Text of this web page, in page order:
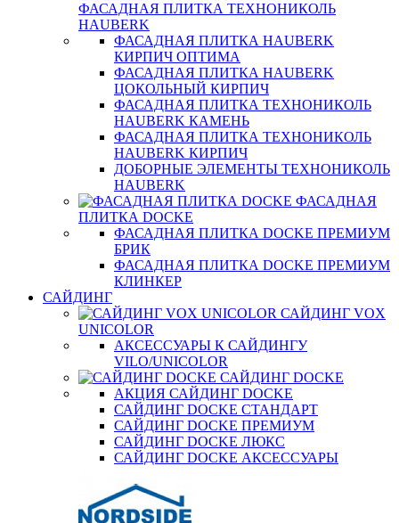
ФАСАДНАЯ ПЛИТКА ТЕХНОНИКОЛЬ
HAUBERK
ФАСАДНАЯ ПЛИТКА HAUBERK
КИРПИЧ ОПТИМА
ФАСАДНАЯ ПЛИТКА HAUBERK
ЦОКОЛЬНЫЙ КИРПИЧ
ФАСАДНАЯ ПЛИТКА ТЕХНОНИКОЛЬ
HAUBERK КАМЕНЬ
ФАСАДНАЯ ПЛИТКА ТЕХНОНИКОЛЬ
HAUBERK КИРПИЧ
ДОБОРНЫЕ ЭЛЕМЕНТЫ ТЕХНОНИКОЛЬ
HAUBERK
ФАСАДНАЯ
ПЛИТКА DOCKE
ФАСАДНАЯ ПЛИТКА DOCKE ПРЕМИУМ
БРИК
ФАСАДНАЯ ПЛИТКА DOCKE ПРЕМИУМ
КЛИНКЕР
САЙДИНГ
САЙДИНГ VOX
UNICOLOR
АКСЕССУАРЫ К САЙДИНГУ
VILO/UNICOLOR
САЙДИНГ DOCKE
АКЦИЯ САЙДИНГ DOCKE
САЙДИНГ DOCKE СТАНДАРТ
САЙДИНГ DOCKE ПРЕМИУМ
САЙДИНГ DOCKE ЛЮКС
САЙДИНГ DOCKE АКСЕССУАРЫ